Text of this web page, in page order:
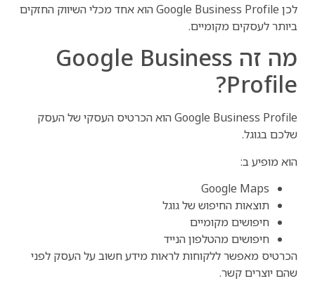
לכן Google Business Profile הוא אחד מכלי השיווק החזקים
ביותר לעסקים מקומיים.
מה זה Google Business
Profile?
Google Business Profile הוא הכרטיס העסקי של העסק
שלכם בגוגל.
הוא מופיע ב:
Google Maps
תוצאות החיפוש של גוגל
חיפושים מקומיים
חיפושים מהטלפון הנייד
הכרטיס מאפשר ללקוחות לראות מידע חשוב על העסק לפני
שהם יוצרים קשר.